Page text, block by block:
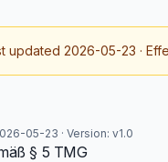
updated 2026-05-23 ·
05-23 · Version: v1.0
§ 5 TMG